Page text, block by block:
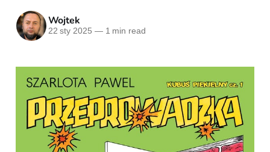
Wojtek
22 sty 2025 —1 min read